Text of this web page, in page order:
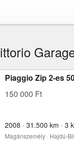
Piaggio Zip 2-es
150 000 Ft
2008 · 31.500 km · 3
Magánszemély · Hajdú-